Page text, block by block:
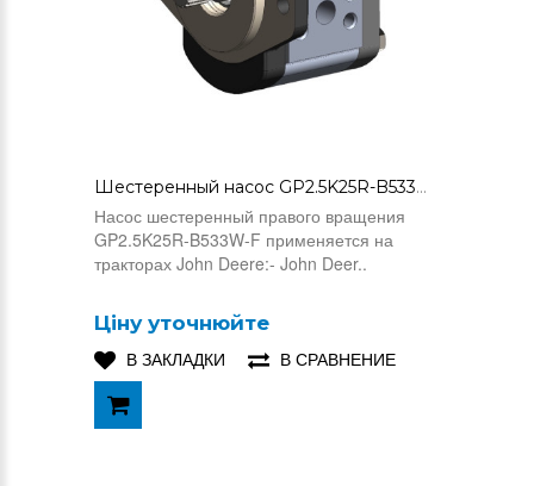
Шестеренный насос GP2.5K25R-B533W-F (AL200179)
Насос шестеренный правого вращения
GP2.5K25R-B533W-F применяется на
тракторах John Deere:- John Deer..
Ціну уточнюйте
В ЗАКЛАДКИ
В СРАВНЕНИЕ